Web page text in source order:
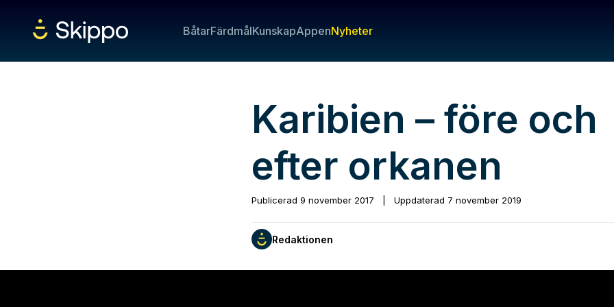
BåtarFärdmålKunskapAppenNyheter
Karibien – före och
efter orkanen
Publicerad 9 november 2017 Uppdaterad 7 november 2019
Redaktionen